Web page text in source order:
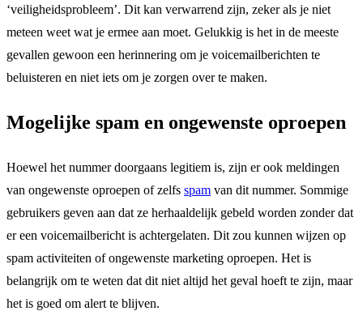
‘veiligheidsprobleem’. Dit kan verwarrend zijn, zeker als je niet
meteen weet wat je ermee aan moet. Gelukkig is het in de meeste
gevallen gewoon een herinnering om je voicemailberichten te
beluisteren en niet iets om je zorgen over te maken.
Mogelijke spam en ongewenste oproepen
Hoewel het nummer doorgaans legitiem is, zijn er ook meldingen
van ongewenste oproepen of zelfs spam van dit nummer. Sommige
gebruikers geven aan dat ze herhaaldelijk gebeld worden zonder dat
er een voicemailbericht is achtergelaten. Dit zou kunnen wijzen op
spam activiteiten of ongewenste marketing oproepen. Het is
belangrijk om te weten dat dit niet altijd het geval hoeft te zijn, maar
het is goed om alert te blijven.